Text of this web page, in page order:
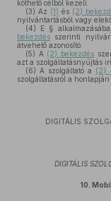
köthető célból kezeli.
(3) Az (1) és (2)
nyilvántartásból vagy
(4) E §
bekezdés szerinti
átvehető azonosító.
(5) A (2) bekezdés
azt a szolgáltatásnyújtás
(6) A szolgáltató a (2)
szolgáltatásról a honlapján
DIGITÁLIS
DIGITÁLIS
10.